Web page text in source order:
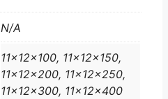
N/A
11x12x100, 11x12x150,
11x12x200, 11x12x250,
11x12x300, 11x12x400